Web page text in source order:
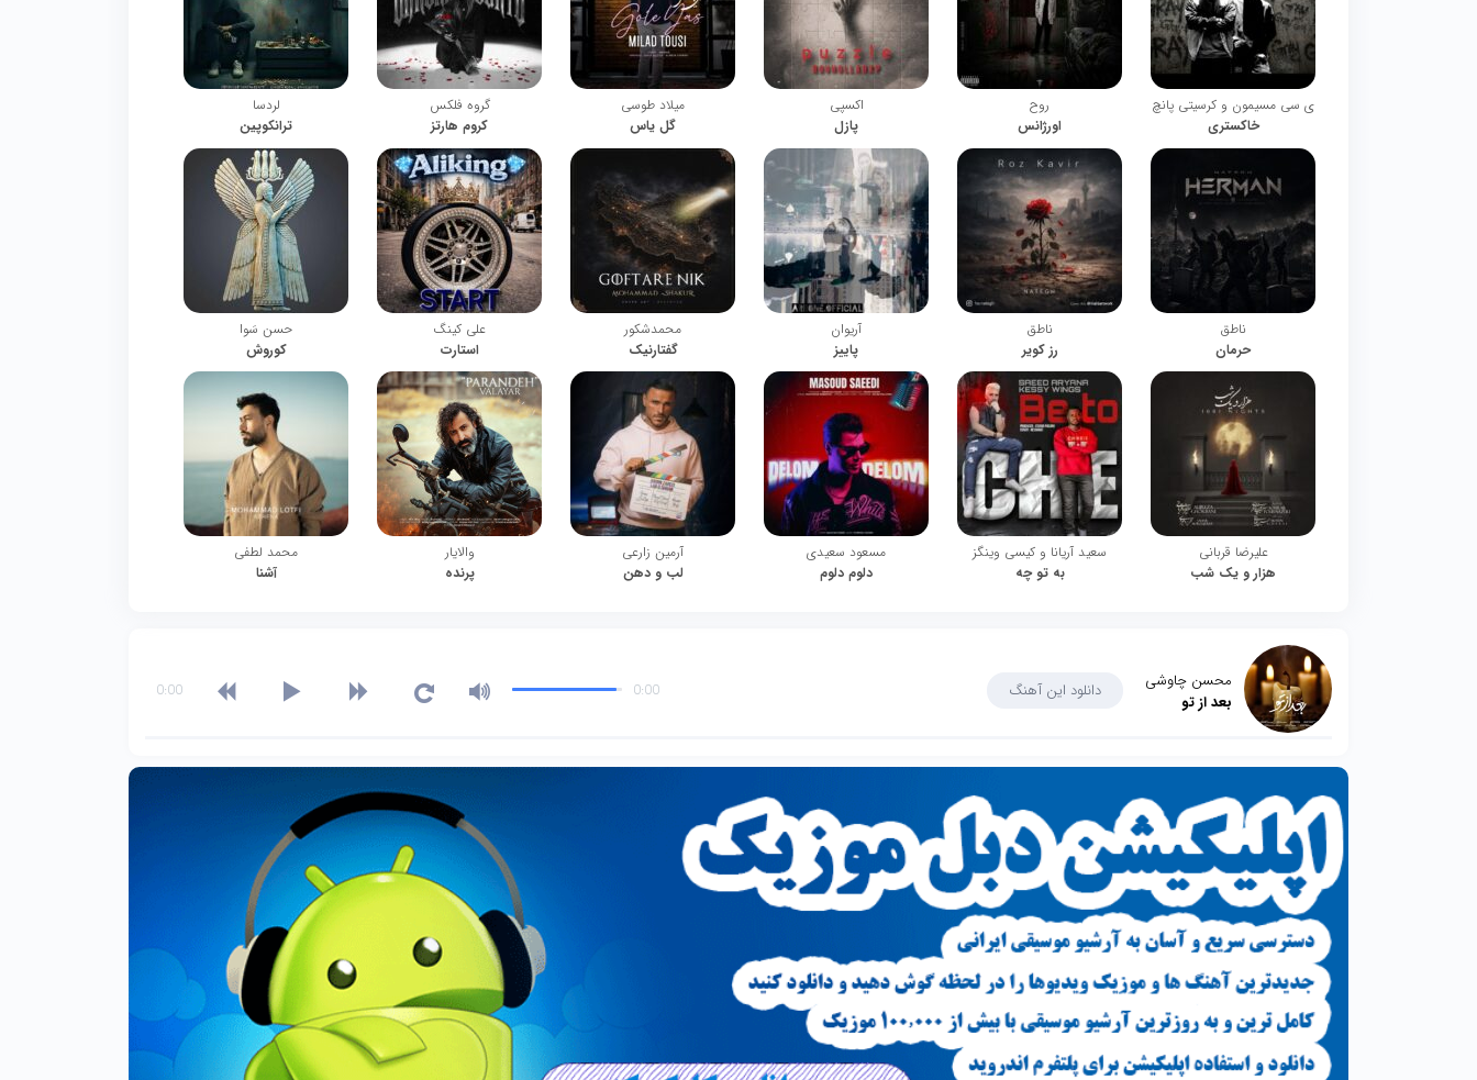
ی سی مسیمون و کرسیتی پانچ
خاکستری
روح
اورژانس
اکسپی
پازل
میلاد طوسی
گل یاس
گروه فلکس
کروم هارتز
لردسا
ترانکوپین
ناطق
حرمان
ناطق
رز کویر
آریوان
پاییز
محمدشکور
گفتارنیک
علی کینگ
استارت
حسن سَوا
کوروش
علیرضا قربانی
هزار و یک شب
سعید آریانا و کیسی وینگز
به تو چه
مسعود سعیدی
دلوم دلوم
آرمین زارعی
لب و دهن
والایار
پرنده
محمد لطفی
آشنا
محسن چاوشی
بعد از تو
دانلود این آهنگ 0:00
0:00